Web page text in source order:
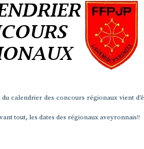
calendrier des concours régionaux vient
tout, les dates des régionaux aveyronnais!!